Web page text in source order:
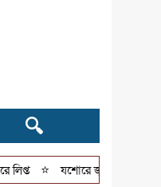
🔍
⭐ যশোরে জুলাই গণঅভ্যুত্থান